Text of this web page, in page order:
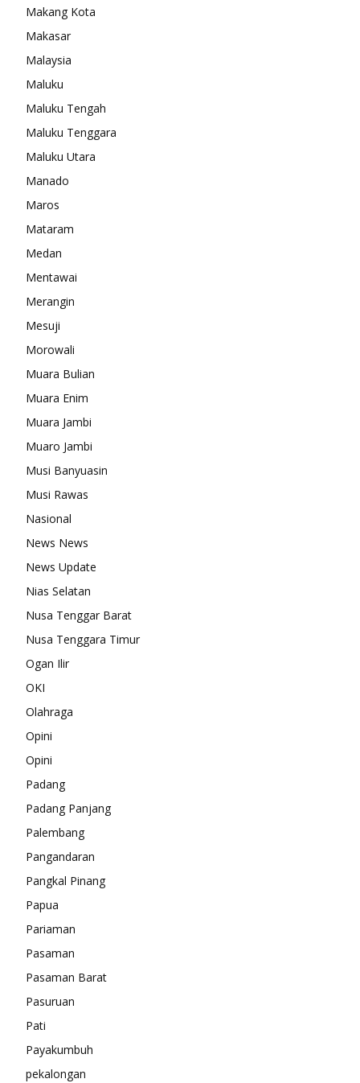
Makang Kota
Makasar
Malaysia
Maluku
Maluku Tengah
Maluku Tenggara
Maluku Utara
Manado
Maros
Mataram
Medan
Mentawai
Merangin
Mesuji
Morowali
Muara Bulian
Muara Enim
Muara Jambi
Muaro Jambi
Musi Banyuasin
Musi Rawas
Nasional
News News
News Update
Nias Selatan
Nusa Tenggar Barat
Nusa Tenggara Timur
Ogan Ilir
OKI
Olahraga
Opini
Opini
Padang
Padang Panjang
Palembang
Pangandaran
Pangkal Pinang
Papua
Pariaman
Pasaman
Pasaman Barat
Pasuruan
Pati
Payakumbuh
pekalongan